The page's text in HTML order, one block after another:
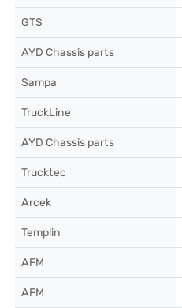
GTS
AYD Chassis parts
Sampa
TruckLine
AYD Chassis parts
Trucktec
Arcek
Templin
AFM
AFM